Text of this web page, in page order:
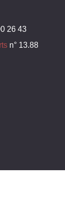
26 43
n° 13.88